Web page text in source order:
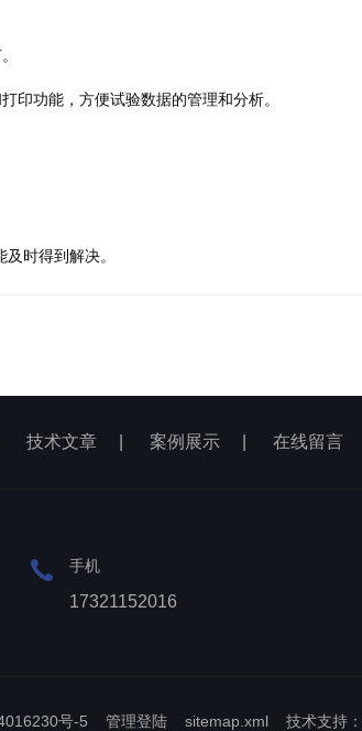
印功能，方便试验数据的管理和分析。
时得到解决。
技术文章 案例展示 在线留言
手机
17321152016
号-5 管理登陆 sitemap.xml 技术支持：